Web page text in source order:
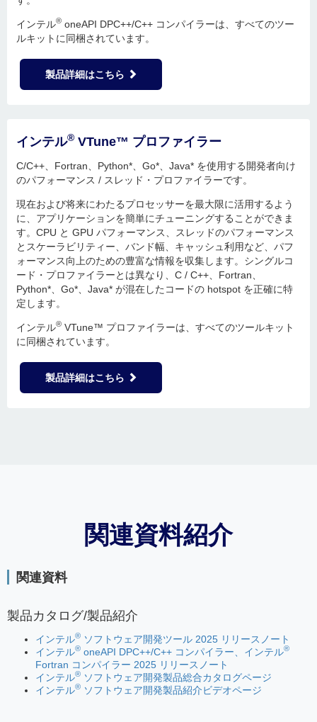
インテル® oneAPI DPC++/C++ コンパイラーは、すべてのツー
ルキットに同梱されています。
製品詳細はこちら
インテル® VTune™ プロファイラー
C/C++、Fortran、Python*、Go*、Java* を使用する開発者向け
のパフォーマンス / スレッド・プロファイラーです。
現在および将来にわたるプロセッサーを最大限に活用するよう
に、アプリケーションを簡単にチューニングすることができま
す。CPU と GPU パフォーマンス、スレッドのパフォーマンス
とスケーラビリティー、バンド幅、キャッシュ利用など、パフ
ォーマンス向上のための豊富な情報を収集します。シングルコ
ード・プロファイラーとは異なり、C / C++、Fortran、
Python*、Go*、Java* が混在したコードの hotspot を正確に特
定します。
インテル® VTune™ プロファイラーは、すべてのツールキット
に同梱されています。
製品詳細はこちら
関連資料紹介
関連資料
製品カタログ/製品紹介
インテル® ソフトウェア開発ツール 2025 リリースノート
インテル® oneAPI DPC++/C++ コンパイラー、インテル®
Fortran コンパイラー 2025 リリースノート
インテル® ソフトウェア開発製品総合カタログページ
インテル® ソフトウェア開発製品紹介ビデオページ